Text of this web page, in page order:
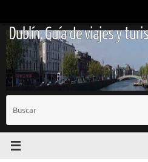
contenido
Dublín. Guía de viajes y